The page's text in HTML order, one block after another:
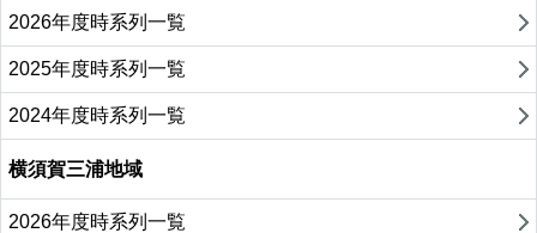
2026年度時系列一覧
2025年度時系列一覧
2024年度時系列一覧
横須賀三浦地域
2026年度時系列一覧